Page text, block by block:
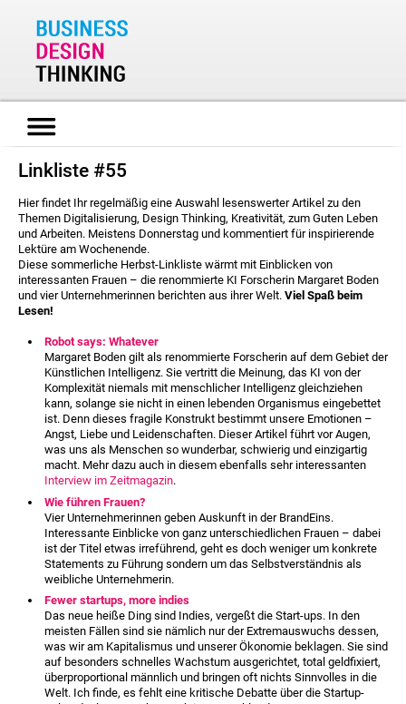
Linkliste #55
Hier findet Ihr regelmäßig eine Auswahl lesenswerter Artikel zu den
Themen Digitalisierung, Design Thinking, Kreativität, zum Guten Leben
und Arbeiten. Meistens Donnerstag und kommentiert für inspirierende
Lektüre am Wochenende.
Diese sommerliche Herbst-Linkliste wärmt mit Einblicken von
interessanten Frauen – die renommierte KI Forscherin Margaret Boden
und vier Unternehmerinnen berichten aus ihrer Welt. Viel Spaß beim
Lesen!
Robot says: Whatever
Margaret Boden gilt als renommierte Forscherin auf dem Gebiet der
Künstlichen Intelligenz. Sie vertritt die Meinung, das KI von der
Komplexität niemals mit menschlicher Intelligenz gleichziehen
kann, solange sie nicht in einen lebenden Organismus eingebettet
ist. Denn dieses fragile Konstrukt bestimmt unsere Emotionen –
Angst, Liebe und Leidenschaften. Dieser Artikel führt vor Augen,
was uns als Menschen so wunderbar, schwierig und einzigartig
macht. Mehr dazu auch in diesem ebenfalls sehr interessanten
Interview im Zeitmagazin.
Wie führen Frauen?
Vier Unternehmerinnen geben Auskunft in der BrandEins.
Interessante Einblicke von ganz unterschiedlichen Frauen – dabei
ist der Titel etwas irreführend, geht es doch weniger um konkrete
Statements zu Führung sondern um das Selbstverständnis als
weibliche Unternehmerin.
Fewer startups, more indies
Das neue heiße Ding sind Indies, vergeßt die Start-ups. In den
meisten Fällen sind sie nämlich nur der Extremauswuchs dessen,
was wir am Kapitalismus und unserer Ökonomie beklagen. Sie sind
auf besonders schnelles Wachstum ausgerichtet, total geldfixiert,
überproportional männlich und bringen oft nichts Sinnvolles in die
Welt. Ich finde, es fehlt eine kritische Debatte über die Startup-